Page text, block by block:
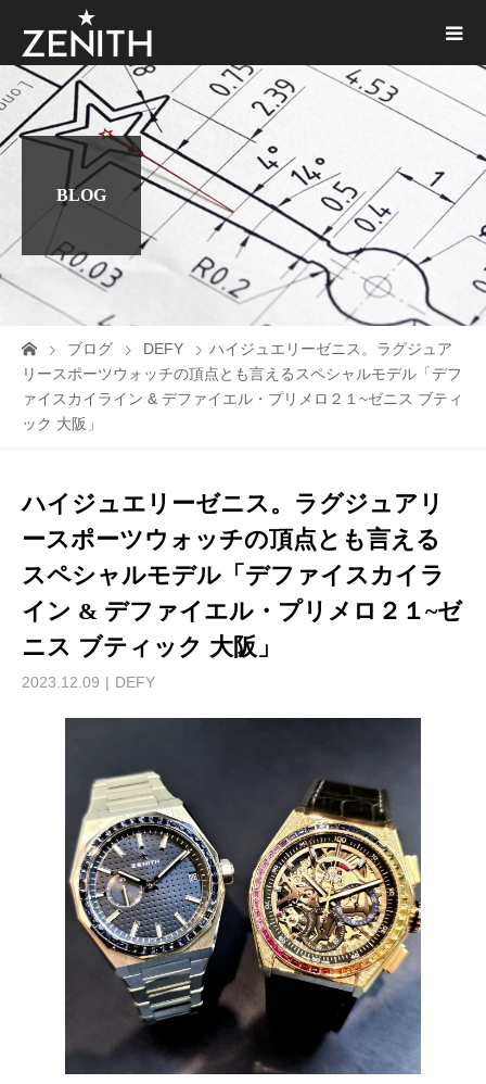
BLOG
ブログ DEFY
ハイジュエリーゼニス。ラグジュア
リースポーツウォッチの頂点とも言えるスペシャルモデル「デフ
ァイスカイライン & デファイエル・プリメロ２１~ゼニス ブティ
ック 大阪」
ハイジュエリーゼニス。ラグジュアリ
ースポーツウォッチの頂点とも言える
スペシャルモデル「デファイスカイラ
イン & デファイエル・プリメロ２１~ゼ
ニス ブティック 大阪」
2023.12.09 DEFY